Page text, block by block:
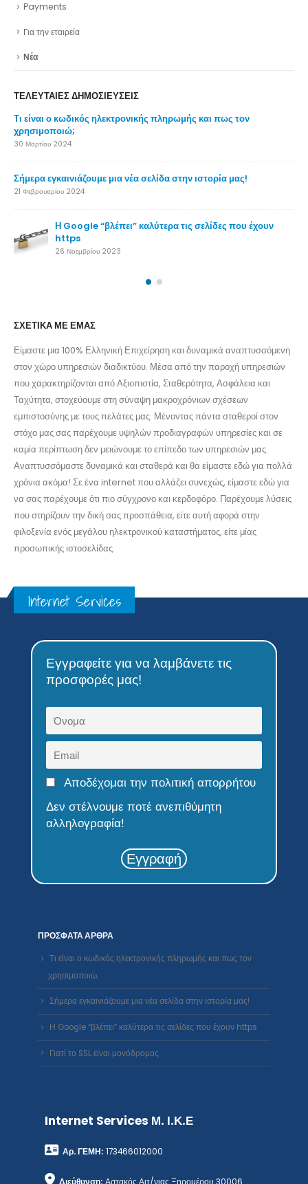
Payments
Για την εταιρεία
Νέα
ΤΕΛΕΥΤΑΊΕΣ ΔΗΜΟΣΙΕΎΣΕΙΣ
τον
μας!
που έχουν
Γιατί το SSL είναι μονόδρομος.
στον χώρο υπηρεσιών διαδικτύου. Μέσα από την παροχή υπηρεσιών
που χαρακτηρίζονται από Αξιοπιστία, Σταθερότητα, Ασφάλεια και
Ταχύτητα, στοχεύουμε στη σύναψη μακροχρόνιων σχέσεων
εμπιστοσύνης με τους πελάτες μας. Μένοντας πάντα σταθεροί στον
στόχο μας σας παρέχουμε υψηλών προδιαγραφών υπηρεσίες και σε
καμία περίπτωση δεν μειώνουμε το επίπεδο των υπηρεσιών μας.
Αναπτυσσόμαστε δυναμικά και σταθερά και θα είμαστε εδώ για πολλά
χρόνια ακόμα! Σε ένα internet που αλλάζει συνεχώς, είμαστε εδώ για
να σας παρέχουμε ότι πιο σύγχρονο και κερδοφόρο. Παρέχουμε λύσεις
που στηρίζουν την δική σας προσπάθεια, είτε αυτή αφορά στην
φιλοξενία ενός μεγάλου ηλεκτρονικού καταστήματος, είτε μίας
προσωπικής ιστοσελίδας.
προσφορές μας!
Δεν στέλνουμε ποτέ ανεπιθύμητη
αλληλογραφία!
χρησιμοποιώ;
Σήμερα εγκαινιάζουμε μια νέα σελίδα στην ιστορία μας!
Η Google “βλέπει” καλύτερα τις σελίδες που έχουν https
Γιατί το SSL είναι μονόδρομος.
Αρ. ΓΕΜΗ:173466012000
Διεύθυνση: Αστακός Αιτ/νιας Ξηρομέρου 30006
Τηλέφωνο: 26411 41351